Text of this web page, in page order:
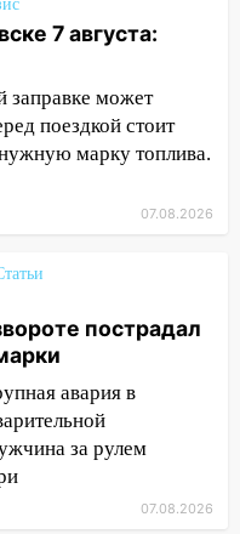
иномарку
районе
Ульяновске 7
и
вынес
пожар
дом и
отменить
7 августа:
заправке может
поездкой стоит
марку топлива.
07.08.2026
пострадал
авария в
за рулем
07.08.2026